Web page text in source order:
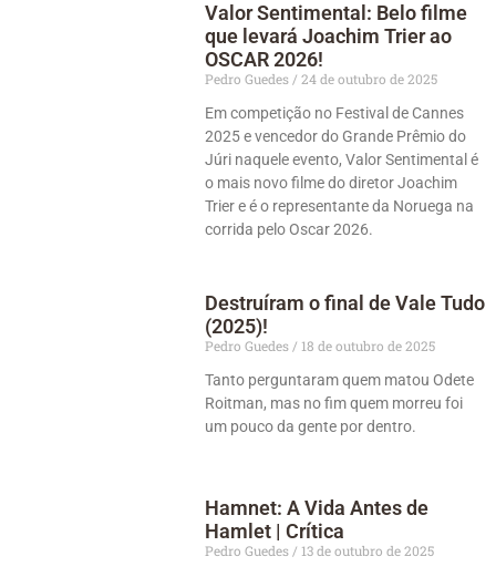
Valor Sentimental: Belo filme
que levará Joachim Trier ao
OSCAR 2026!
Pedro Guedes
24 de outubro de 2025
Em competição no Festival de Cannes
2025 e vencedor do Grande Prêmio do
Júri naquele evento, Valor Sentimental é
o mais novo filme do diretor Joachim
Trier e é o representante da Noruega na
corrida pelo Oscar 2026.
Destruíram o final de Vale Tudo
(2025)!
Pedro Guedes
18 de outubro de 2025
Tanto perguntaram quem matou Odete
Roitman, mas no fim quem morreu foi
um pouco da gente por dentro.
Hamnet: A Vida Antes de
Hamlet | Crítica
Pedro Guedes
13 de outubro de 2025